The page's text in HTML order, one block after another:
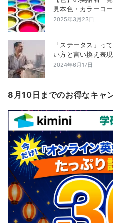
見本色・カラーコ
2025年3月23日
「ステータス」っ
い方と言い換え表現
2024年6月17日
8月10日までのお得なキャ